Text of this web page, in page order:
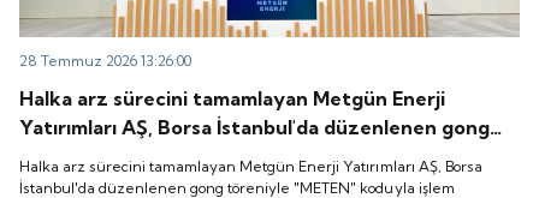
28 Temmuz 2026 13:26:00
Halka arz sürecini tamamlayan Metgün Enerji
Yatırımları AŞ, Borsa İstanbul'da düzenlenen gong
töreniyle "METEN" koduyla işlem görmeye başladı.
Halka arz sürecini tamamlayan Metgün Enerji Yatırımları AŞ, Borsa
İstanbul'da düzenlenen gong töreniyle "METEN" koduyla işlem